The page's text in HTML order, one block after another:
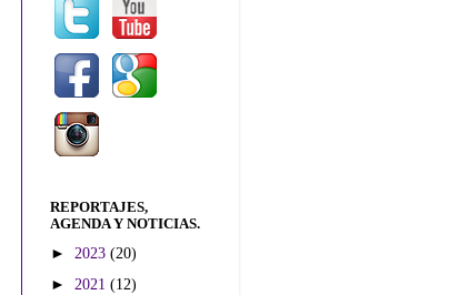
REPORTAJES,
AGENDA Y NOTICIAS.
► 2023 (20)
► 2021 (12)